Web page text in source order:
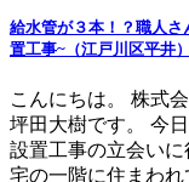
給水管が３本！？職人
置工事~（江戸川区平井）
こんにちは。 株式
坪田大樹です。 今
設置工事の立会い
宅の一階に住まわれ